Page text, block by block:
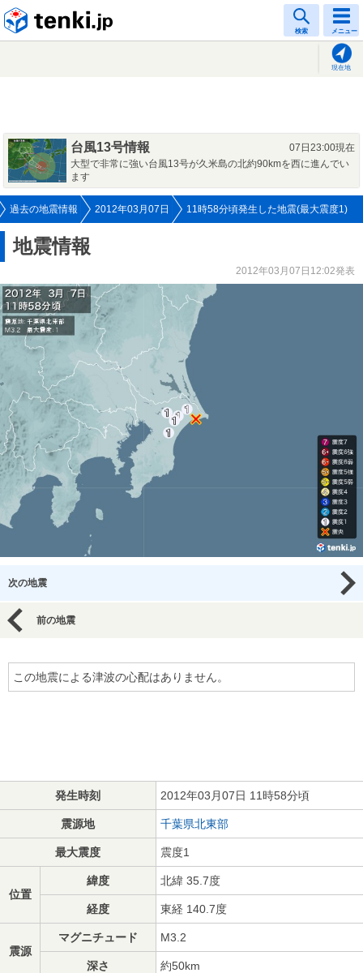
検索 メニュー
現在地
台風13号情報
07日23:00現在
大型で非常に強い台風13号が久米島の北約90kmを西に進んでい
ます
過去の地震情報 2012年03月07日 11時58分頃発生した地震(最大震度1)
地震情報
2012年03月07日12:02発表
次の地震
前の地震
この地震による津波の心配はありません。
発生時刻 2012年03月07日 11時58分頃
震源地 千葉県北東部
最大震度 震度1
位置
緯度 北緯 35.7度
経度 東経 140.7度
震源
マグニチュード M3.2
深さ 約50km